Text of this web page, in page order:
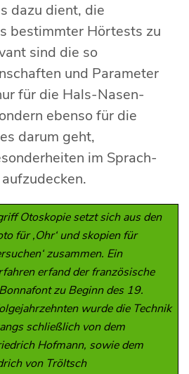
dazu dient, die
bestimmter Hörtests zu
sind die so
und Parameter
für die Hals-Nasen-
ebenso für die
darum geht,
im Sprach-
Otoskopie setzt sich aus den
für ‚Ohr‘ und skopien für
zusammen. Ein
erfand der französische
zu Beginn des 19.
wurde die Technik
schließlich von dem
Hofmann, sowie dem
von Tröltsch